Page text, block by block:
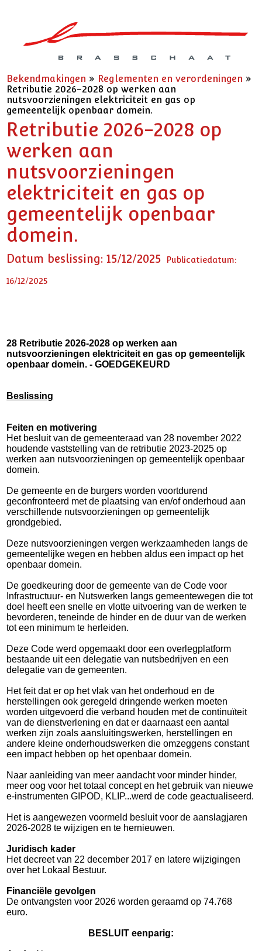
Bekendmakingen » Reglementen en verordeningen »
Retributie 2026-2028 op werken aan
nutsvoorzieningen elektriciteit en gas op
gemeentelijk openbaar domein.
Retributie 2026-2028 op
werken aan
nutsvoorzieningen
elektriciteit en gas op
gemeentelijk openbaar
domein.
Datum beslissing: 15/12/2025 Publicatiedatum:
16/12/2025
28 Retributie 2026-2028 op werken aan
nutsvoorzieningen elektriciteit en gas op gemeentelijk
openbaar domein. - GOEDGEKEURD
Beslissing
Feiten en motivering
Het besluit van de gemeenteraad van 28 november 2022
houdende vaststelling van de retributie 2023-2025 op
werken aan nutsvoorzieningen op gemeentelijk openbaar
domein.
De gemeente en de burgers worden voortdurend
geconfronteerd met de plaatsing van en/of onderhoud aan
verschillende nutsvoorzieningen op gemeentelijk
grondgebied.
Deze nutsvoorzieningen vergen werkzaamheden langs de
gemeentelijke wegen en hebben aldus een impact op het
openbaar domein.
De goedkeuring door de gemeente van de Code voor
Infrastructuur- en Nutswerken langs gemeentewegen die tot
doel heeft een snelle en vlotte uitvoering van de werken te
bevorderen, teneinde de hinder en de duur van de werken
tot een minimum te herleiden.
Deze Code werd opgemaakt door een overlegplatform
bestaande uit een delegatie van nutsbedrijven en een
delegatie van de gemeenten.
Het feit dat er op het vlak van het onderhoud en de
herstellingen ook geregeld dringende werken moeten
worden uitgevoerd die verband houden met de continuïteit
van de dienstverlening en dat er daarnaast een aantal
werken zijn zoals aansluitingswerken, herstellingen en
andere kleine onderhoudswerken die omzeggens constant
een impact hebben op het openbaar domein.
Naar aanleiding van meer aandacht voor minder hinder,
meer oog voor het totaal concept en het gebruik van nieuwe
e-instrumenten GIPOD, KLIP...werd de code geactualiseerd.
Het is aangewezen voormeld besluit voor de aanslagjaren
2026-2028 te wijzigen en te hernieuwen.
Juridisch kader
Het decreet van 22 december 2017 en latere wijzigingen
over het Lokaal Bestuur.
Financiële gevolgen
De ontvangsten voor 2026 worden geraamd op 74.768
euro.
BESLUIT eenparig: